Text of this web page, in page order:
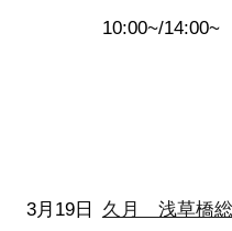
10:00~/14:00~
3月19日
久月 浅草橋